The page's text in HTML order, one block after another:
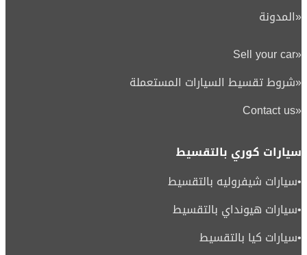
«المدونة
«
Sell your car
«شروط تقسيط السيارات المستعملة
«
Contact us
سيارات كوري بالتقسيط
•سيارات شيفروليه بالتقسيط
•سيارات هيونداي بالتقسيط
•سيارات كيا بالتقسيط